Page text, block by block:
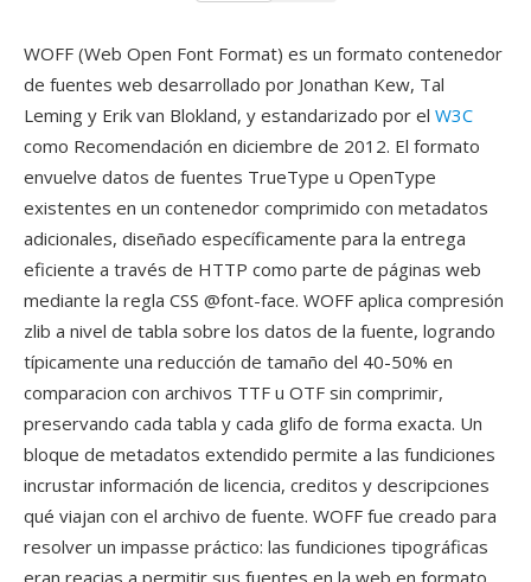
WOFF (Web Open Font Format) es un formato contenedor
de fuentes web desarrollado por Jonathan Kew, Tal
Leming y Erik van Blokland, y estandarizado por el W3C
como Recomendación en diciembre de 2012. El formato
envuelve datos de fuentes TrueType u OpenType
existentes en un contenedor comprimido con metadatos
adicionales, diseñado específicamente para la entrega
eficiente a través de HTTP como parte de páginas web
mediante la regla CSS @font-face. WOFF aplica compresión
zlib a nivel de tabla sobre los datos de la fuente, logrando
típicamente una reducción de tamaño del 40-50% en
comparacion con archivos TTF u OTF sin comprimir,
preservando cada tabla y cada glifo de forma exacta. Un
bloque de metadatos extendido permite a las fundiciones
incrustar información de licencia, creditos y descripciones
qué viajan con el archivo de fuente. WOFF fue creado para
resolver un impasse práctico: las fundiciones tipográficas
eran reacias a permitir sus fuentes en la web en formato